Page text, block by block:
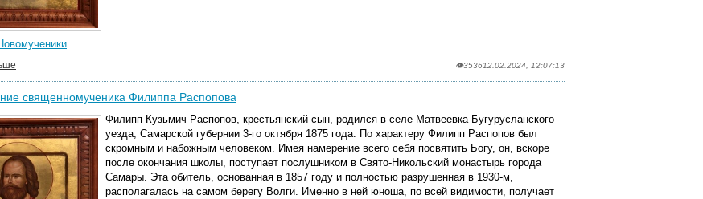
👁353612.02.2024, 12:07:13
священномученика Филиппа Распопова
Филипп Кузьмич Распопов, крестьянский сын, родился в селе Матвеевка Бугурусланского
уезда, Самарской губернии 3-го октября 1875 года. По характеру Филипп Распопов был
скромным и набожным человеком. Имея намерение всего себя посвятить Богу, он, вскоре
после окончания школы, поступает послушником в Свято-Никольский монастырь города
Самары. Эта обитель, основанная в 1857 году и полностью разрушенная в 1930-м,
располагалась на самом берегу Волги. Именно в ней юноша, по всей видимости, получает